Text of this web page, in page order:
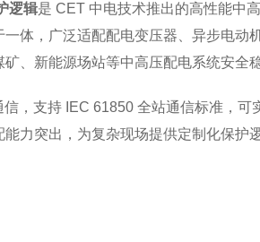
逻辑是 CET 中电技术推出的高性能中
体，广泛适配配电变压器、异步电动
、新能源场站等中高压配电系统安全
，支持 IEC 61850 全站通信标准，
力突出，为复杂现场提供定制化保护